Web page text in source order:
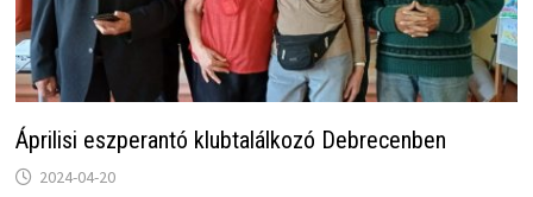
Áprilisi eszperantó klubtalálkozó Debrecenben
2024-04-20